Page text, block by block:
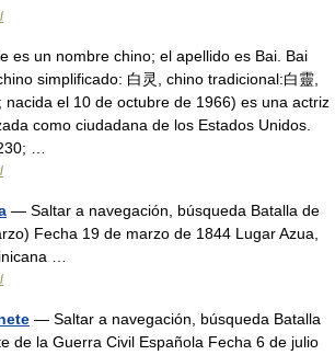
es un nombre chino; el apellido es Bai. Bai
simplificado: 白灵, chino tradicional:白靈,
nacida el 10 de octubre de 1966) es una actriz
como ciudadana de los Estados Unidos.
…
— Saltar a navegación, búsqueda Batalla de
Fecha 19 de marzo de 1844 Lugar Azua,
…
— Saltar a navegación, búsqueda Batalla
de la Guerra Civil Española Fecha 6 de julio